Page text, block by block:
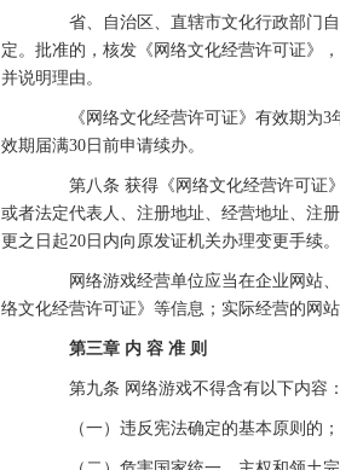
省、自治区、直辖市文化行政部门自
定。批准的，核发《网络文化经营许可证》
并说明理由。
《网络文化经营许可证》有效期为3
效期届满30日前申请续办。
第八条 获得《网络文化经营许可证》
或者法定代表人、注册地址、经营地址、注
更之日起20日内向原发证机关办理变更手续。
网络游戏经营单位应当在企业网站、
络文化经营许可证》等信息；实际经营的网
第三章 内 容 准 则
第九条 网络游戏不得含有以下内容：
（一）违反宪法确定的基本原则的；